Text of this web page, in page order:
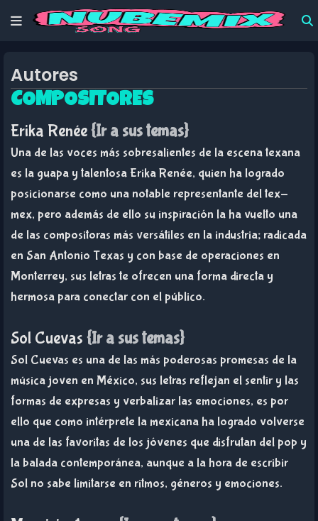
Autores
COMPOSITORES
Erika Renée{Ir a sus temas}
Una de las voces más sobresalientes de la escena texana
es la guapa y talentosa Erika Renée, quien ha logrado
posicionarse como una notable representante del tex-
mex, pero además de ello su inspiración la ha vuelto una
de las compositoras más versátiles en la industria; radicada
en San Antonio Texas y con base de operaciones en
Monterrey, sus letras te ofrecen una forma directa y
hermosa para conectar con el público.
Sol Cuevas {Ir a sus temas}
Sol Cuevas es una de las más poderosas promesas de la
música joven en México, sus letras reflejan el sentir y las
formas de expresas y verbalizar las emociones, es por
ello que como intérprete la mexicana ha logrado volverse
una de las favoritas de los jóvenes que disfrutan del pop y
la balada contemporánea, aunque a la hora de escribir
Sol no sabe limitarse en ritmos, géneros y emociones.